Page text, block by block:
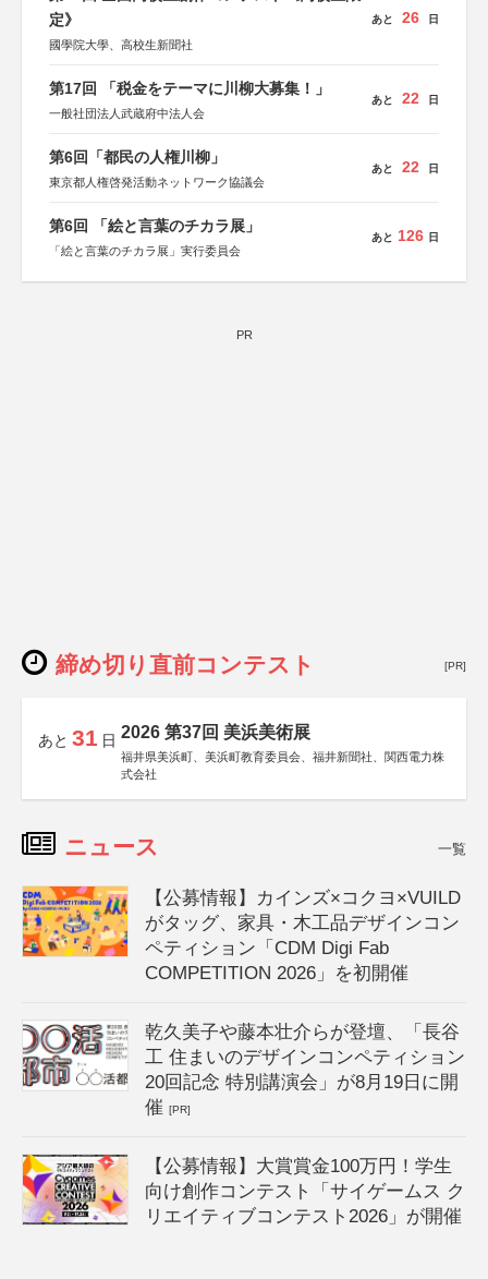
定》
國學院大學、高校生新聞社
あと 26 日
第17回 「税金をテーマに川柳大募集！」
一般社団法人武蔵府中法人会
あと 22 日
第6回「都民の人権川柳」
東京都人権啓発活動ネットワーク協議会
あと 22 日
第6回 「絵と言葉のチカラ展」
「絵と言葉のチカラ展」実行委員会
あと 126 日
PR
締め切り直前コンテスト [PR]
あと 31 日 2026 第37回 美浜美術展
福井県美浜町、美浜町教育委員会、福井新聞社、関西電力株
式会社
ニュース 一覧
【公募情報】カインズ×コクヨ×VUILD
がタッグ、家具・木工品デザインコン
ペティション「CDM Digi Fab
COMPETITION 2026」を初開催
乾久美子や藤本壮介らが登壇、「長谷
工 住まいのデザインコンペティション
20回記念 特別講演会」が8月19日に開
催[PR]
【公募情報】大賞賞金100万円！学生
向け創作コンテスト「サイゲームス ク
リエイティブコンテスト2026」が開催